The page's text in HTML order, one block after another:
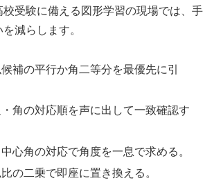
校受験に備える図形学習の現場では、手
減らします。
補の平行か角二等分を最優先に引
角の対応順を声に出して一致確認す
心角の対応で角度を一息で求める。
の二乗で即座に置き換える。